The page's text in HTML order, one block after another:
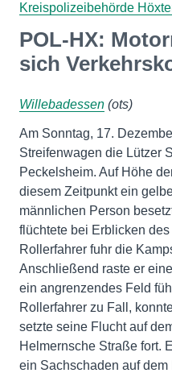
Kreispolizeibehörde
POL-HX:
sich
Willebadessen (ots)
Am Sonntag, 17.
Streifenwagen die Lützer
Peckelsheim. Auf Höhe
diesem Zeitpunkt ein
männlichen Person
flüchtete bei Erblicken
Rollerfahrer fuhr die
Anschließend raste er
ein angrenzendes Feld
Rollerfahrer zu Fall,
setzte seine Flucht auf
Helmernsche Straße fort.
ein Sachschaden auf